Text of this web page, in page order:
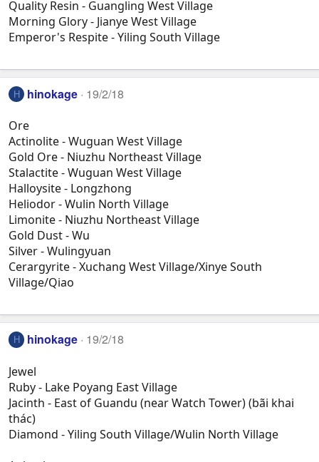
Quality Resin - Guangling West Village
Morning Glory - Jianye West Village
Emperor's Respite - Yiling South Village
H hinokage 19/2/18
Ore
Actinolite - Wuguan West Village
Gold Ore - Niuzhu Northeast Village
Stalactite - Wuguan West Village
Halloysite - Longzhong
Heliodor - Wulin North Village
Limonite - Niuzhu Northeast Village
Gold Dust - Wu
Silver - Wulingyuan
Cerargyrite - Xuchang West Village/Xinye South
Village/Qiao
H hinokage 19/2/18
Jewel
Ruby - Lake Poyang East Village
Jacinth - East of Guandu (near Watch Tower) (bãi khai
thác)
Diamond - Yiling South Village/Wulin North Village